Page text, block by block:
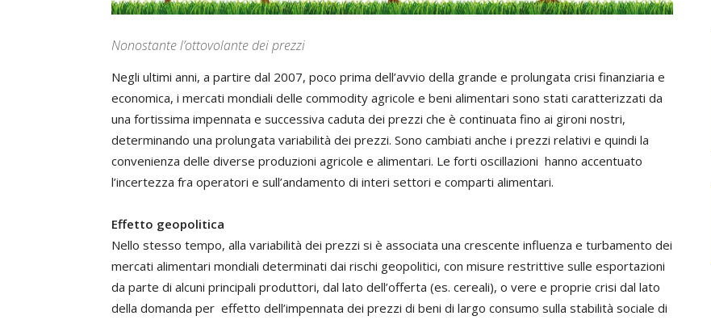
Nonostante l’ottovolante dei prezzi
Negli ultimi anni, a partire dal 2007, poco prima dell’avvio della grande e prolungata crisi finanziaria e
economica, i mercati mondiali delle commodity agricole e beni alimentari sono stati caratterizzati da
una fortissima impennata e successiva caduta dei prezzi che è continuata fino ai gironi nostri,
determinando una prolungata variabilità dei prezzi. Sono cambiati anche i prezzi relativi e quindi la
convenienza delle diverse produzioni agricole e alimentari. Le forti oscillazioni hanno accentuato
l’incertezza fra operatori e sull’andamento di interi settori e comparti alimentari.
Effetto geopolitica
Nello stesso tempo, alla variabilità dei prezzi si è associata una crescente influenza e turbamento dei
mercati alimentari mondiali determinati dai rischi geopolitici, con misure restrittive sulle esportazioni
da parte di alcuni principali produttori, dal lato dell’offerta (es. cereali), o vere e proprie crisi dal lato
della domanda per effetto dell’impennata dei prezzi di beni di largo consumo sulla stabilità sociale di